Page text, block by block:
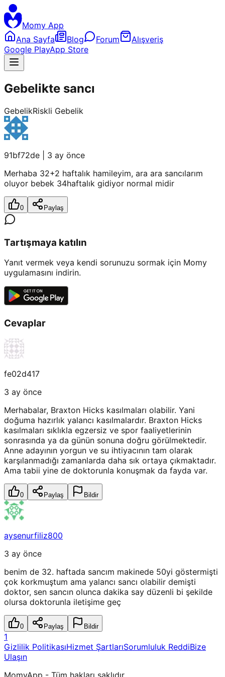
Momy App
Ana Sayfa
Blog Forum
Alışveriş
Google PlayApp Store
Gebelikte sancı
GebelikRiskli Gebelik
91bf72de
3 ay önce
Merhaba 32+2 haftalık hamileyim, ara ara sancılarım
oluyor bebek 34haftalık gidiyor normal midir
0 Paylaş
Tartışmaya katılın
Yanıt vermek veya kendi sorunuzu sormak için Momy
uygulamasını indirin.
Cevaplar
fe02d417
3 ay önce
Merhabalar, Braxton Hicks kasılmaları olabilir. Yani
doğuma hazırlık yalancı kasılmalardır. Braxton Hicks
kasılmaları sıklıkla egzersiz ve spor faaliyetlerinin
sonrasında ya da günün sonuna doğru görülmektedir.
Anne adayının yorgun ve su ihtiyacının tam olarak
karşılanmadığı zamanlarda daha sık ortaya çıkmaktadır.
Ama tabii yine de doktorunla konuşmak da fayda var.
0 Paylaş Bildir
aysenurfiliz800
3 ay önce
benim de 32. haftada sancım makinede 50yi göstermişti
çok korkmuştum ama yalancı sancı olabilir demişti
doktor, sen sancın olunca dakika say düzenli bi şekilde
olursa doktorunla iletişime geç
0 Paylaş Bildir
1
Gizlilik PolitikasıHizmet ŞartlarıSorumluluk ReddiBize
Ulaşın
MomyApp - Tüm hakları saklıdır